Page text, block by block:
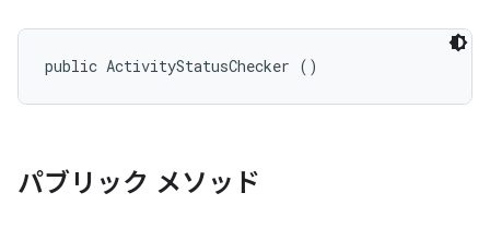
public ActivityStatusChecker ()
パブリック メソッド